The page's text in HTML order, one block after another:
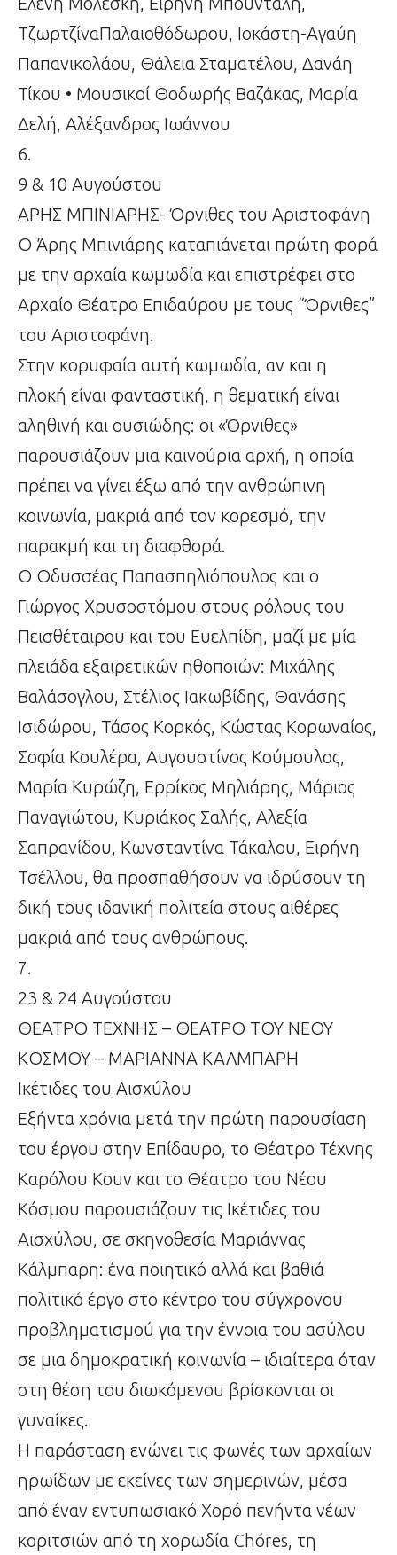
ΤζωρτζίναΠαλαιοθόδωρου, Ιοκάστη-Αγαύη
Παπανικολάου, Θάλεια Σταματέλου, Δανάη
Τίκου • Μουσικοί Θοδωρής Βαζάκας, Μαρία
Δελή, Αλέξανδρος Ιωάννου
6.
9 & 10 Αυγούστου
ΑΡΗΣ ΜΠΙΝΙΑΡΗΣ- Όρνιθες του Αριστοφάνη
Ο Άρης Μπινιάρης καταπιάνεται πρώτη φορά
με την αρχαία κωμωδία και επιστρέφει στο
Αρχαίο Θέατρο Επιδαύρου με τους “Όρνιθες”
του Αριστοφάνη.
Στην κορυφαία αυτή κωμωδία, αν και η
πλοκή είναι φανταστική, η θεματική είναι
αληθινή και ουσιώδης: οι «Όρνιθες»
παρουσιάζουν μια καινούρια αρχή, η οποία
πρέπει να γίνει έξω από την ανθρώπινη
κοινωνία, μακριά από τον κορεσμό, την
παρακμή και τη διαφθορά.
Ο Οδυσσέας Παπασπηλιόπουλος και ο
Γιώργος Χρυσοστόμου στους ρόλους του
Πεισθέταιρου και του Ευελπίδη, μαζί με μία
πλειάδα εξαιρετικών ηθοποιών: Μιχάλης
Βαλάσογλου, Στέλιος Ιακωβίδης, Θανάσης
Ισιδώρου, Τάσος Κορκός, Κώστας Κορωναίος,
Σοφία Κουλέρα, Αυγουστίνος Κούμουλος,
Μαρία Κυρώζη, Ερρίκος Μηλιάρης, Μάριος
Παναγιώτου, Κυριάκος Σαλής, Αλεξία
Σαπρανίδου, Κωνσταντίνα Τάκαλου, Ειρήνη
Τσέλλου, θα προσπαθήσουν να ιδρύσουν τη
δική τους ιδανική πολιτεία στους αιθέρες
μακριά από τους ανθρώπους.
7.
23 & 24 Αυγούστου
ΘΕΑΤΡΟ ΤΕΧΝΗΣ – ΘΕΑΤΡΟ ΤΟΥ ΝΕΟΥ
ΚΟΣΜΟΥ – ΜΑΡΙΑΝΝΑ ΚΑΛΜΠΑΡΗ
Ικέτιδες του Αισχύλου
Εξήντα χρόνια μετά την πρώτη παρουσίαση
του έργου στην Επίδαυρο, το Θέατρο Τέχνης
Καρόλου Κουν και το Θέατρο του Νέου
Κόσμου παρουσιάζουν τις Ικέτιδες του
Αισχύλου, σε σκηνοθεσία Μαριάννας
Κάλμπαρη: ένα ποιητικό αλλά και βαθιά
πολιτικό έργο στο κέντρο του σύγχρονου
προβληματισμού για την έννοια του ασύλου
σε μια δημοκρατική κοινωνία – ιδιαίτερα όταν
στη θέση του διωκόμενου βρίσκονται οι
γυναίκες.
Η παράσταση ενώνει τις φωνές των αρχαίων
ηρωίδων με εκείνες των σημερινών, μέσα
από έναν εντυπωσιακό Χορό πενήντα νέων
κοριτσιών από τη χορωδία Chóres, τη